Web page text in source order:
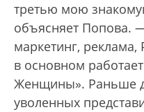
третью мою
объясняет Попова.
маркетинг, реклама,
в основном
Женщины». Раньше
уволенных